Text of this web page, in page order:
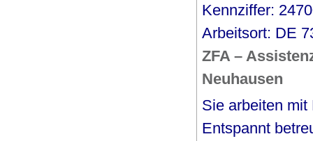
Kennziffer:
Arbeitsort: DE
ZFA –
Neuhausen
Sie arbeiten mit
Entspannt